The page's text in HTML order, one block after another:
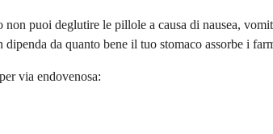
puoi deglutire le pillole a causa di nausea,
da quanto bene il tuo stomaco assorbe i
via endovenosa: